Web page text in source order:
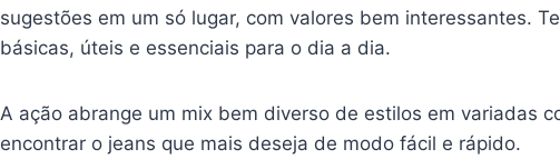
sugestões em um só lugar, com valores bem interessantes.
básicas, úteis e essenciais para o dia a dia.
A ação abrange um mix bem diverso de estilos em variadas
encontrar o jeans que mais deseja de modo fácil e rápido.